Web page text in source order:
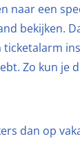
naar een
bekijken.
Zo kun je
dan op